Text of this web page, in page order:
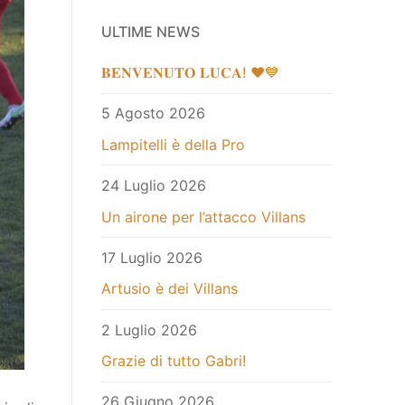
ULTIME NEWS
𝐁𝐄𝐍𝐕𝐄𝐍𝐔𝐓𝐎 𝐋𝐔𝐂𝐀! ❤️💙
5 Agosto 2026
Lampitelli è della Pro
24 Luglio 2026
Un airone per l’attacco Villans
17 Luglio 2026
Artusio è dei Villans
2 Luglio 2026
Grazie di tutto Gabri!